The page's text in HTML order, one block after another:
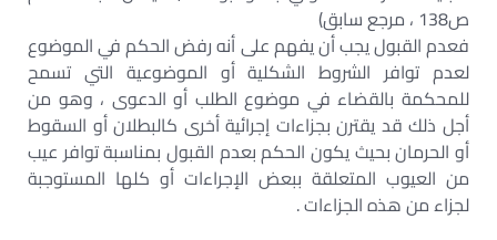
ص138 ، مرجع سابق)
فعدم القبول يجب أن يفهم على أنه رفض الحكم في الموضوع
لعدم توافر الشروط الشكلية أو الموضوعية التي تسمح
للمحكمة بالقضاء في موضوع الطلب أو الدعوى ، وهو من
أجل ذلك قد يقترن بجزاءات إجرائية أخرى كالبطلان أو السقوط
أو الحرمان بحيث يكون الحكم بعدم القبول بمناسبة توافر عيب
من العيوب المتعلقة ببعض الإجراءات أو كلها المستوجبة
لجزاء من هذه الجزاءات .